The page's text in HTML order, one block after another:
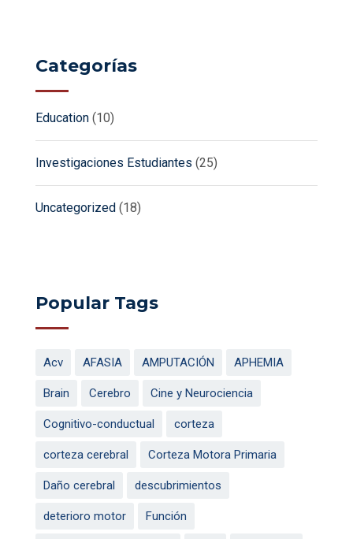
Categorías
Education (10)
Investigaciones Estudiantes (25)
Uncategorized (18)
Popular Tags
Acv AFASIA AMPUTACIÓN APHEMIA
Brain Cerebro Cine y Neurociencia
Cognitivo-conductual corteza
corteza cerebral Corteza Motora Primaria
Daño cerebral descubrimientos
deterioro motor Función